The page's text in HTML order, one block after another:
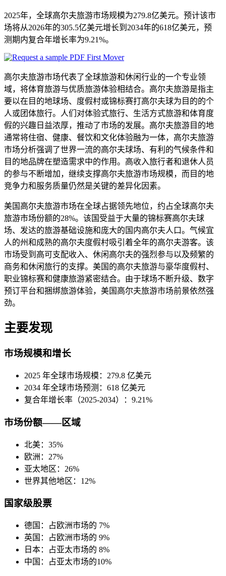
2025年，全球高尔夫旅游市场规模为279.8亿美元。预计该市
场将从2026年的305.5亿美元增长到2034年的618亿美元，预
测期内复合年增长率为9.21%。
高尔夫旅游市场代表了全球旅游和休闲行业的一个专业领
域，将体育旅游与优质旅游体验相结合。高尔夫旅游是指主
要以在目的地球场、度假村或锦标赛打高尔夫球为目的的个
人或团体旅行。人们对体验式旅行、生活方式旅游和体育度
假的兴趣日益浓厚，推动了市场的发展。高尔夫旅游目的地
通常将住宿、健康、餐饮和文化体验融为一体，高尔夫旅游
市场分析强调了世界一流的高尔夫球场、有利的气候条件和
目的地品牌在塑造需求中的作用。高收入旅行者和退休人员
的参与不断增加，继续支撑高尔夫旅游市场规模，而目的地
竞争力和服务质量仍然是关键的差异化因素。
美国高尔夫旅游市场在全球占据领先地位，约占全球高尔夫
旅游市场份额的28%。该国受益于大量的锦标赛高尔夫球
场、发达的旅游基础设施和庞大的国内高尔夫人口。气候宜
人的州和成熟的高尔夫度假村吸引着全年的高尔夫游客。该
市场受到高可支配收入、休闲高尔夫的强烈参与以及频繁的
商务和休闲旅行的支撑。美国的高尔夫旅游与豪华度假村、
职业锦标赛和健康旅游紧密结合。由于球场不断升级、数字
预订平台和捆绑旅游体验，美国高尔夫旅游市场前景依然强
劲。
主要发现
市场规模和增长
2025 年全球市场规模：279.8 亿美元
2034 年全球市场预测：618 亿美元
复合年增长率（2025-2034）：9.21%
市场份额——区域
北美：35%
欧洲：27%
亚太地区：26%
世界其他地区：12%
国家级股票
德国：占欧洲市场的 7%
英国：占欧洲市场的 9%
日本：占亚太市场的 8%
中国：占亚太市场的10%